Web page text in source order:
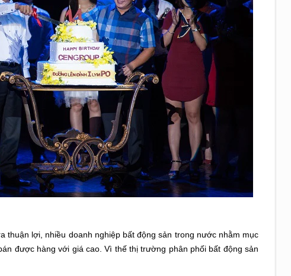
lợi, nhiều doanh nghiệp bất động sản trong nước nhằm mục
được hàng với giá cao. Vì thế thị trường phân phối bất động sản